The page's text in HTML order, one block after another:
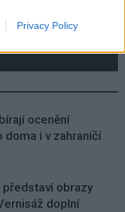
Privacy Policy
ocenění
i v zahraničí
obrazy
doplní